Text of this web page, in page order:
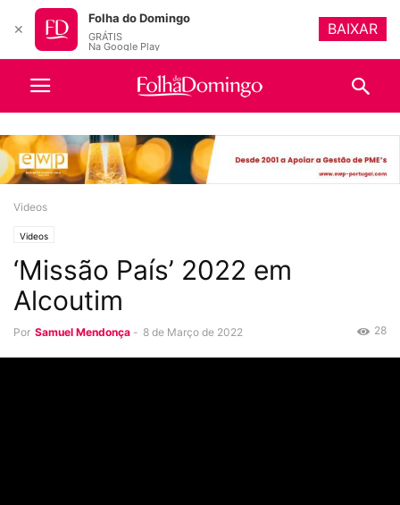
Videos
Videos
‘Missão País’ 2022 em
Alcoutim
Por Samuel Mendonça - 8 de Março de 2022 28
✕
Folha do Domingo
GRÁTIS
Na Google Play
BAIXAR